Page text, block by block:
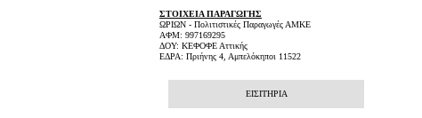
ΣΤΟΙΧΕΙΑ ΠΑΡΑΓΩΓΗΣ
ΩΡΙΩΝ - Πολιτιστικές Παραγωγές ΑΜΚΕ
ΑΦΜ: 997169295
ΔΟΥ: ΚΕΦΟΦΕ Αττικής
ΕΔΡΑ: Πριήνης 4, Αμπελόκηποι 11522
ΕΙΣΙΤΗΡΙΑ